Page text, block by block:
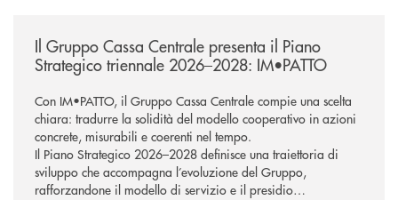
Il Gruppo Cassa Centrale presenta il Piano
Strategico triennale 2026–2028: IM•PATTO
Con IM•PATTO, il Gruppo Cassa Centrale compie una scelta
chiara: tradurre la solidità del modello cooperativo in azioni
concrete, misurabili e coerenti nel tempo.
Il Piano Strategico 2026–2028 definisce una traiettoria di
sviluppo che accompagna l’evoluzione del Gruppo,
rafforzandone il modello di servizio e il presidio